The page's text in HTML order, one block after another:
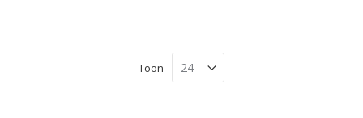
Toon